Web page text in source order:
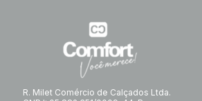
R. Milet Comércio de Calçados Ltda.